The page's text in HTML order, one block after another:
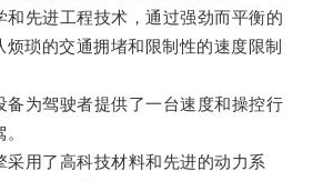
先进工程技术，通过强劲而平衡的
琐的交通拥堵和限制性的速度限制
为驾驶者提供了一台速度和操控行
用了高科技材料和先进的动力系